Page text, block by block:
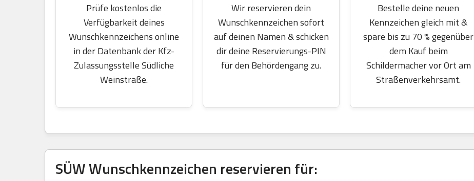
Prüfe kostenlos die
Verfügbarkeit deines
Wunschkennzeichens online
in der Datenbank der Kfz-
Zulassungsstelle Südliche
Weinstraße.
Wir reservieren dein
Wunschkennzeichen sofort
auf deinen Namen & schicken
dir deine Reservierungs-PIN
für den Behördengang zu.
Bestelle deine neuen
Kennzeichen gleich mit &
spare bis zu 70 % gegenüber
dem Kauf beim
Schildermacher vor Ort am
Straßenverkehrsamt.
SÜW Wunschkennzeichen reservieren für: